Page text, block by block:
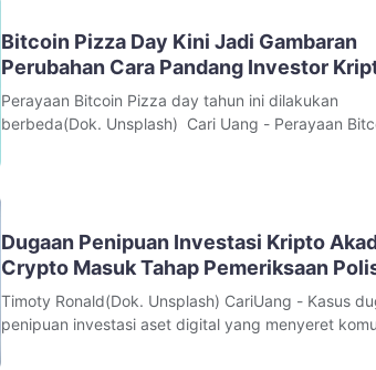
Bitcoin Pizza Day Kini Jadi Gambaran
Perubahan Cara Pandang Investor
Perayaan Bitcoin Pizza day tahun ini dilakukan
berbeda(Dok. Unsplash) Cari Uang - Perayaan
Dugaan Penipuan Investasi Kripto
Crypto Masuk Tahap Pemeriksaan
Timoty Ronald(Dok. Unsplash) CariUang - Kasus
penipuan investasi aset digital yang menyeret